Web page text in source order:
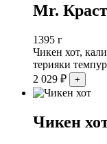
Mr.
1395 г
Чикен хот,
терияки
2 029 ₽
Чикен